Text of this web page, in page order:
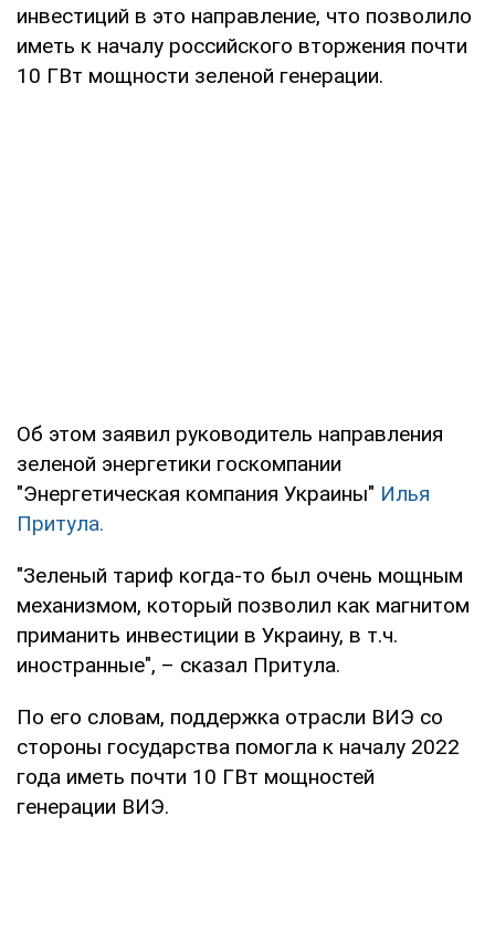
инвестиций в это направление, что позволило
иметь к началу российского вторжения почти
10 ГВт мощности зеленой генерации.
Об этом заявил руководитель направления
зеленой энергетики госкомпании
"Энергетическая компания Украины" Илья
Притула.
"Зеленый тариф когда-то был очень мощным
механизмом, который позволил как магнитом
приманить инвестиции в Украину, в т.ч.
иностранные", – сказал Притула.
По его словам, поддержка отрасли ВИЭ со
стороны государства помогла к началу 2022
года иметь почти 10 ГВт мощностей
генерации ВИЭ.